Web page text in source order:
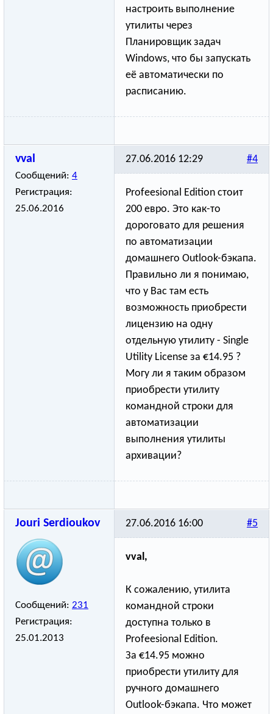
настроить выполнение
утилиты через
Планировщик задач
Windows, что бы запускать
её автоматически по
расписанию.
vval
Сообщений: 4
Регистрация:
25.06.2016
#4
27.06.2016 12:29
Profeesional Edition стоит
200 евро. Это как-то
дороговато для решения
по автоматизации
домашнего Outlook-бэкапа.
Правильно ли я понимаю,
что у Вас там есть
возможность приобрести
лицензию на одну
отдельную утилиту - Single
Utility License за €14.95 ?
Могу ли я таким образом
приобрести утилиту
командной строки для
автоматизации
выполнения утилиты
архивации?
Jouri Serdioukov
Сообщений: 231
Регистрация:
25.01.2013
#5
27.06.2016 16:00
vval,
К сожалению, утилита
командной строки
доступна только в
Profeesional Edition.
За €14.95 можно
приобрести утилиту для
ручного домашнего
Outlook-бэкапа. Что может